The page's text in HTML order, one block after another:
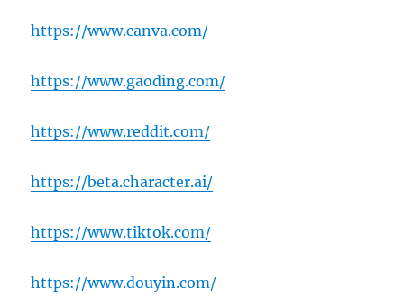
https://www.canva.com/
https://www.gaoding.com/
https://www.reddit.com/
https://beta.character.ai/
https://www.tiktok.com/
https://www.douyin.com/